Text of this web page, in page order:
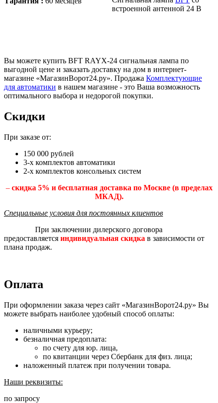
встроенной антенной 24 В
Вы можете купить BFT RAYX-24 сигнальная лампа по
выгодной цене и заказать доставку на дом в интернет-
магазине «МагазинВорот24.ру». Продажа Комплектующие
для автоматики в нашем магазине - это Ваша возможность
оптимального выбора и недорогой покупки.
Скидки
При заказе от:
150 000 рублей
3-х комплектов автоматики
2-х комплектов консольных систем
– скидка 5% и бесплатная доставка по Москве (в пределах
МКАД).
Специальные условия для постоянных клиентов
При заключении дилерского договора
предоставляется индивидуальная скидка в зависимости от
плана продаж.
Оплата
При оформлении заказа через сайт «МагазинВорот24.ру» Вы
можете выбрать наиболее удобный способ оплаты:
наличными курьеру;
безналичная предоплата:
по счету для юр. лица,
по квитанции через Сбербанк для физ. лица;
наложенный платеж при получении товара.
Наши реквизиты:
по запросу